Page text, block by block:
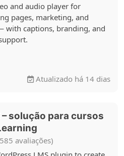
and audio player for
pages, marketing, and
with captions, branding, and
Atualizado há 14 dias
solução para cursos
avaliações)